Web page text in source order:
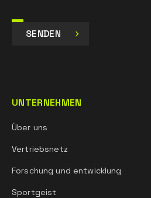
SENDEN
UNTERNEHMEN
Über uns
Vertriebsnetz
Forschung und entwicklung
Sportgeist